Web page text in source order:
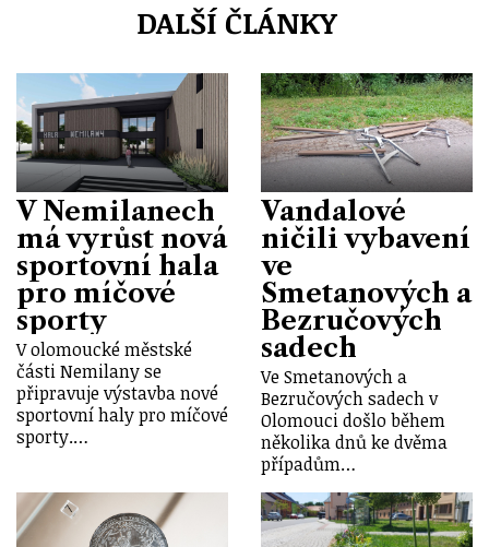
DALŠÍ ČLÁNKY
V Nemilanech
má vyrůst nová
sportovní hala
pro míčové
sporty
V olomoucké městské
části Nemilany se
připravuje výstavba nové
sportovní haly pro míčové
sporty.…
Vandalové
ničili vybavení
ve
Smetanových a
Bezručových
sadech
Ve Smetanových a
Bezručových sadech v
Olomouci došlo během
několika dnů ke dvěma
případům…